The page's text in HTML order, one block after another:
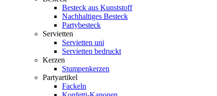
Besteck aus Kunststoff
Nachhaltiges Besteck
Partybesteck
Servietten
Servietten uni
Servietten bedruckt
Kerzen
Stumpenkerzen
Partyartikel
Fackeln